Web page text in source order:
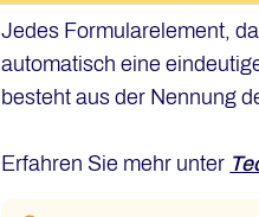
Jedes Formularelement,
automatisch eine
besteht aus der Nennung
Erfahren Sie mehr unter